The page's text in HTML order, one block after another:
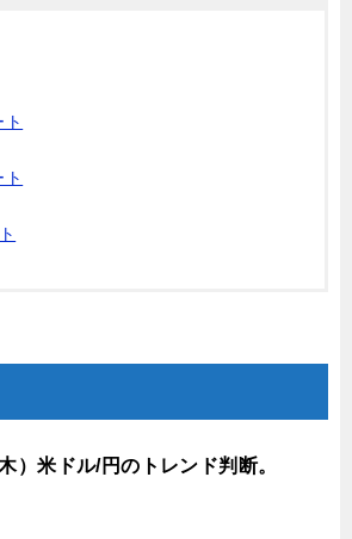
木）米ドル/円のトレンド判断。